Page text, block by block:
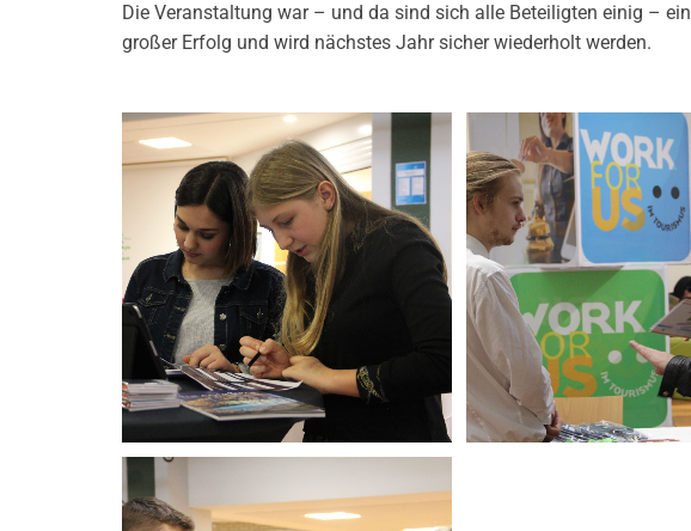
Die Veranstaltung war – und da sind sich alle Beteiligten einig – ein
großer Erfolg und wird nächstes Jahr sicher wiederholt werden.